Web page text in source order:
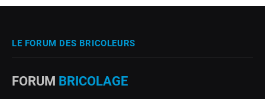
LE FORUM DES BRICOLEURS
FORUM BRICOLAGE